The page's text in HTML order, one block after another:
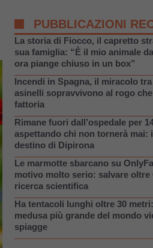
PUBBLICAZIONI
La storia di Fiocco, il capretto
sua famiglia: “È il mio animale
ora piange chiuso in un box”
Incendi in Spagna, il miracolo
asinelli sopravvivono al rogo
fattoria
Rimane fuori dall’ospedale per
aspettando chi non tornerà mai:
destino di Dipirona
Le marmotte sbarcano su
motivo molto serio: salvare oltre
ricerca scientifica
Ha tentacoli lunghi oltre 30
medusa più grande del mondo
spiagge